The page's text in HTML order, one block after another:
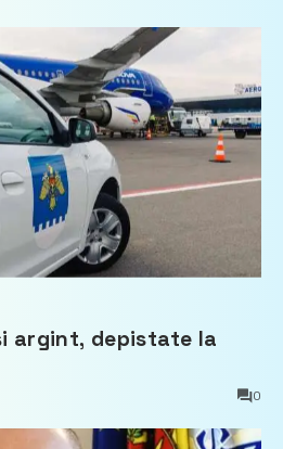
argint, depistate la
0